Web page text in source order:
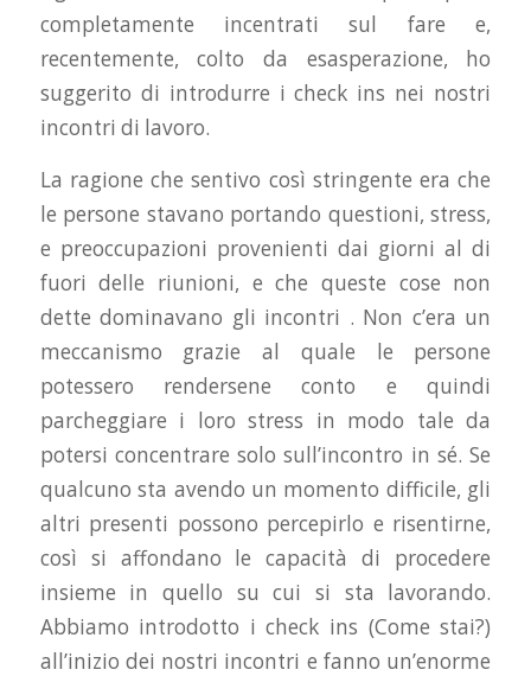
completamente incentrati sul fare e,
recentemente, colto da esasperazione, ho
suggerito di introdurre i check ins nei nostri
incontri di lavoro.
La ragione che sentivo così stringente era che
le persone stavano portando questioni, stress,
e preoccupazioni provenienti dai giorni al di
fuori delle riunioni, e che queste cose non
dette dominavano gli incontri . Non c’era un
meccanismo grazie al quale le persone
potessero rendersene conto e quindi
parcheggiare i loro stress in modo tale da
potersi concentrare solo sull’incontro in sé. Se
qualcuno sta avendo un momento difficile, gli
altri presenti possono percepirlo e risentirne,
così si affondano le capacità di procedere
insieme in quello su cui si sta lavorando.
Abbiamo introdotto i check ins (Come stai?)
all’inizio dei nostri incontri e fanno un’enorme